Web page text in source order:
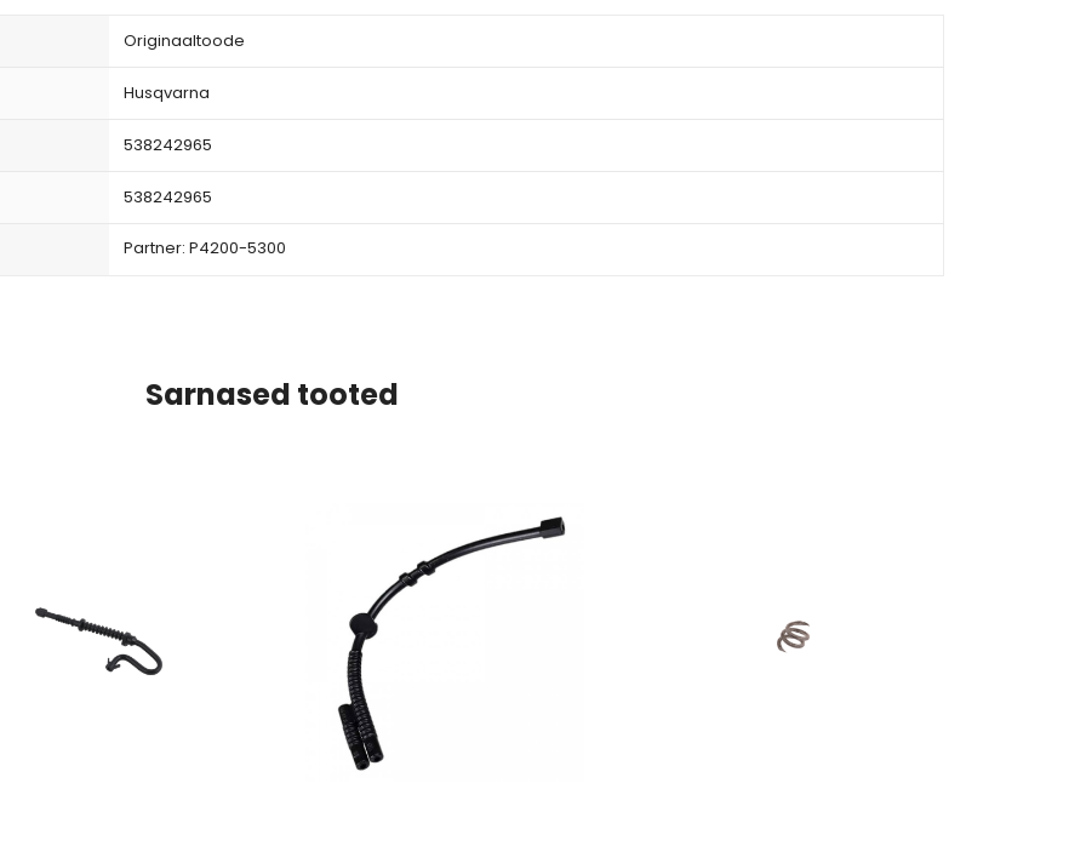
Originaaltoode
Husqvarna
538242965
538242965
Partner: P4200-5300
Sarnased tooted